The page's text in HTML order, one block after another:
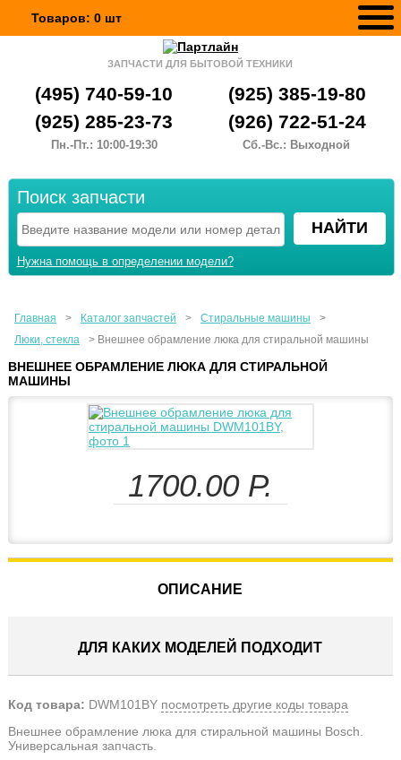
Товаров: 0 шт
ЗАПЧАСТИ ДЛЯ БЫТОВОЙ ТЕХНИКИ
(495) 740-59-10
(925) 385-19-80
(925) 285-23-73
(926) 722-51-24
Пн.-Пт.: 10:00-19:30 Сб.-Вс.: Выходной
Поиск запчасти
Нужна помощь в определении модели?
Главная > Каталог запчастей > Стиральные машины
>
Люки, стекла
> Внешнее обрамление люка для стиральной машины
ВНЕШНЕЕ ОБРАМЛЕНИЕ ЛЮКА ДЛЯ СТИРАЛЬНОЙ
МАШИНЫ
1700.00Р.
ОПИСАНИЕ
ДЛЯ КАКИХ МОДЕЛЕЙ ПОДХОДИТ
Код товара: DWM101BY посмотреть другие коды товара
Внешнее обрамление люка для стиральной машины Bosch.
Универсальная запчасть.